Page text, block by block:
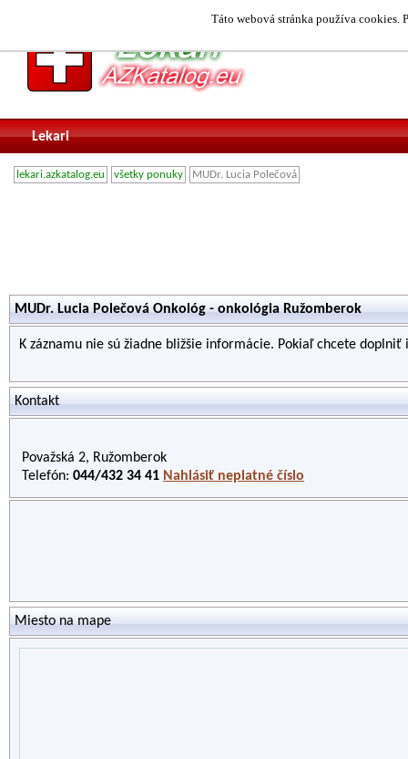
Táto webová stránka používa cookies.
Lekari
lekari.azkatalog.eu všetky ponuky MUDr. Lucia Polečová
MUDr. Lucia Polečová Onkológ - onkológia Ružomberok
K záznamu nie sú žiadne bližšie informácie. Pokiaľ chcete
Kontakt
Považská 2, Ružomberok
Telefón: 044/432 34 41 Nahlásiť neplatné číslo
Miesto na mape